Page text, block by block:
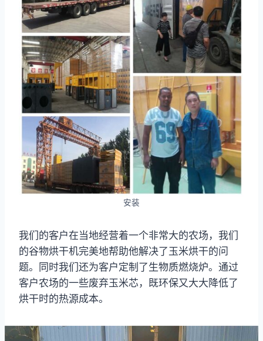
安装
我们的客户在当地经营着一个非常大的农场，我们
的谷物烘干机完美地帮助他解决了玉米烘干的问
题。同时我们还为客户定制了生物质燃烧炉。通过
客户农场的一些废弃玉米芯，既环保又大大降低了
烘干时的热源成本。